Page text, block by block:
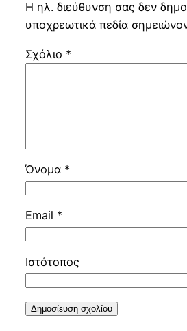
Η ηλ. διεύθυνση σας δεν
υποχρεωτικά πεδία
Σχόλιο *
Όνομα *
Email *
Ιστότοπος